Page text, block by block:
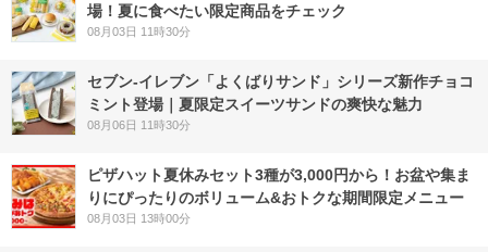
場！夏に食べたい限定商品をチェック
08月03日 11時30分
セブン‐イレブン「よくばりサンド」シリーズ新作チョコ
ミント登場｜夏限定スイーツサンドの爽快な魅力
08月06日 11時30分
ピザハット夏休みセット3種が3,000円から！お盆や集ま
りにぴったりのボリューム&おトクな期間限定メニュー
08月03日 13時00分